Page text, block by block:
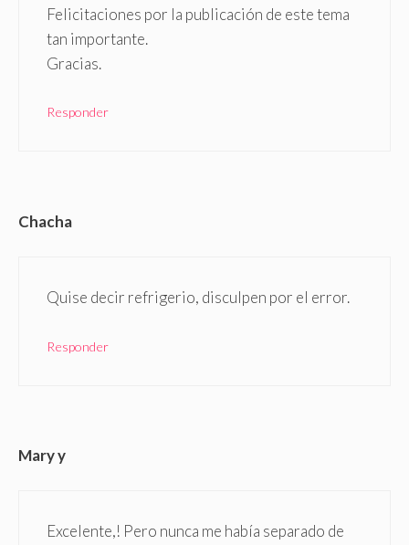
Felicitaciones por la publicación de este tema
tan importante.
Gracias.
Responder
Chacha
Quise decir refrigerio, disculpen por el error.
Responder
Mary y
Excelente,! Pero nunca me había separado de